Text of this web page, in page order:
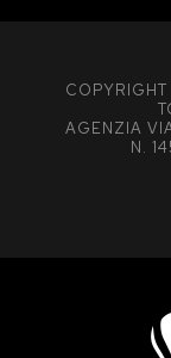
AGENZIA
N.